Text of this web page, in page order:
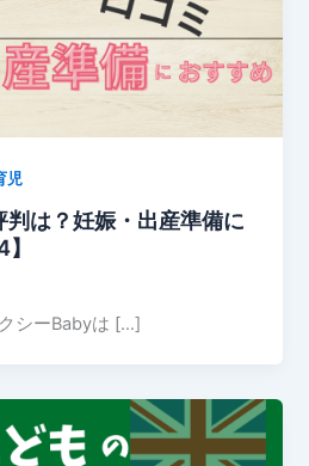
児
は？妊娠・出産準備に
シーBabyは […]